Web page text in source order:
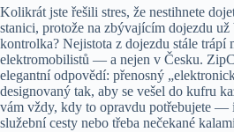
Kolikrát jste řešili stres, že nestihnete
stanici, protože na zbývajícím dojezdu už
kontrolka? Nejistota z dojezdu stále trápí
elektromobilistů — a nejen v Česku.
elegantní odpovědí: přenosný
designovaný tak, aby se vešel do kufru
vám vždy, kdy to opravdu potřebujete —
služební cesty nebo třeba nečekané